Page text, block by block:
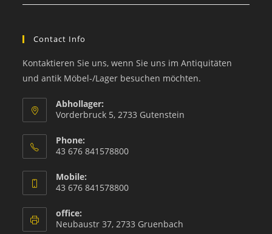
Contact Info
Kontaktieren Sie uns, wenn Sie uns im Antiquitäten
und antik Möbel-/Lager besuchen möchten.
Abhollager:
Vorderbruck 5, 2733 Gutenstein
Phone:
43 676 841578800
Mobile:
43 676 841578800
office:
Neubaustr 37, 2733 Gruenbach